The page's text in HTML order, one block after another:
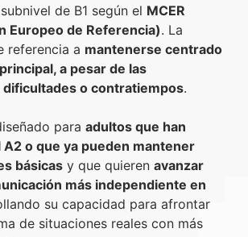
de B1 según el MCER
Europeo de Referencia). La
referencia a mantenerse centrado
a pesar de las
o contratiempos.
para adultos que han
o que ya pueden mantener
básicas y que quieren avanzar
más independiente en
su capacidad para afrontar
de situaciones reales con más